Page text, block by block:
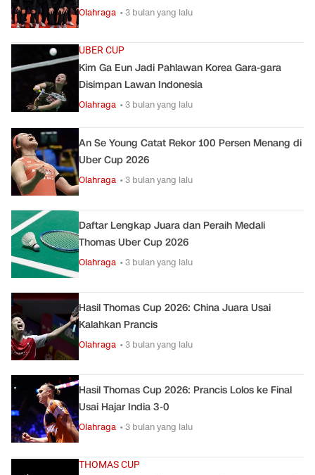
Olahraga • 3 bulan yang lalu
UBER CUP
Kim Ga Eun Jadi Pahlawan Korea Gara-gara
Disimpan Lawan Indonesia
Olahraga • 3 bulan yang lalu
An Se Young Catat Rekor 100 Persen Menang di
Uber Cup 2026
Olahraga • 3 bulan yang lalu
Daftar Lengkap Juara dan Peraih Medali
Thomas Uber Cup 2026
Olahraga • 3 bulan yang lalu
Hasil Thomas Cup 2026: China Juara Usai
Kalahkan Prancis
Olahraga • 3 bulan yang lalu
Hasil Thomas Cup 2026: Prancis Lolos ke Final
Usai Hajar India 3-0
Olahraga • 3 bulan yang lalu
THOMAS CUP